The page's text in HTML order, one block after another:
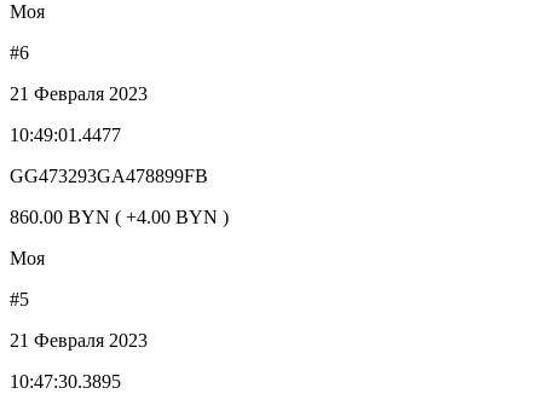
Моя
#6
21 Февраля 2023
10:49:01.4477
GG473293GA478899FB
860.00 BYN ( +4.00 BYN )
Моя
#5
21 Февраля 2023
10:47:30.3895